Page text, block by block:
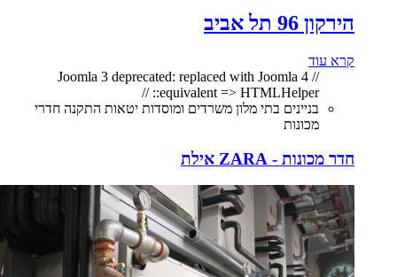
הירקון 96 תל אביב
קרא עוד
// Joomla 3 deprecated: replaced with Joomla 4
equivalent => HTMLHelper:: //
בניינים בתי מלון משרדים ומוסדות יטאות התקנה חדרי
מכונות
חדר מכונות - ZARA אילת